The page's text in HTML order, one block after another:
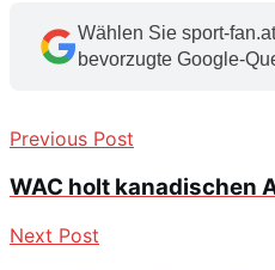
Wählen Sie sport-
bevorzugte Google-
Previous Post
WAC holt kanadischen
Next Post